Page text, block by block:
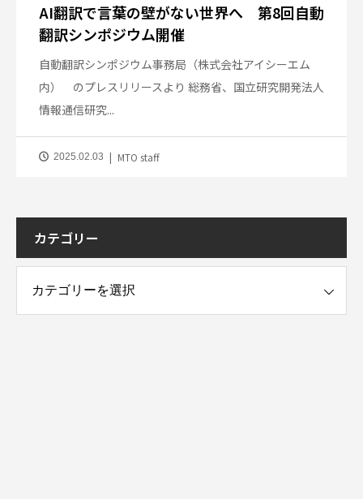
AI翻訳で言葉の壁がない世界へ 第8回自動
翻訳シンポジウム開催
自動翻訳シンポジウム事務局（株式会社アイシーエム
内） のプレスリリースより 総務省、国立研究開発法人
情報通信研究...
2025.02.03 MTO staff
カテゴリー